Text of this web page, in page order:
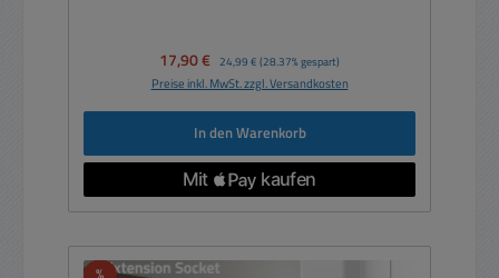
Verkaufspreis:
17,90 € Regulärer Preis:
24,99 € (28.37% gespart)
Preise inkl. MwSt. zzgl. Versandkosten
In den Warenkorb
Rabatt